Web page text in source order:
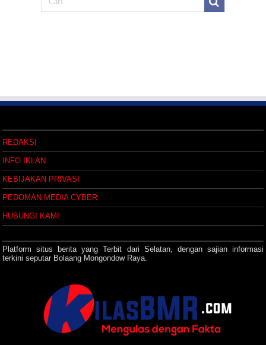
REDAKSI
INFO IKLAN
KEBIJAKAN PRIVASI
PEDOMAN MEDIA CYBER
HUBUNGI KAMI
Platform situs berita yang Terbit dari Selatan, dengan sajian informasi
terkini seputar Bolaang Mongondow Raya.